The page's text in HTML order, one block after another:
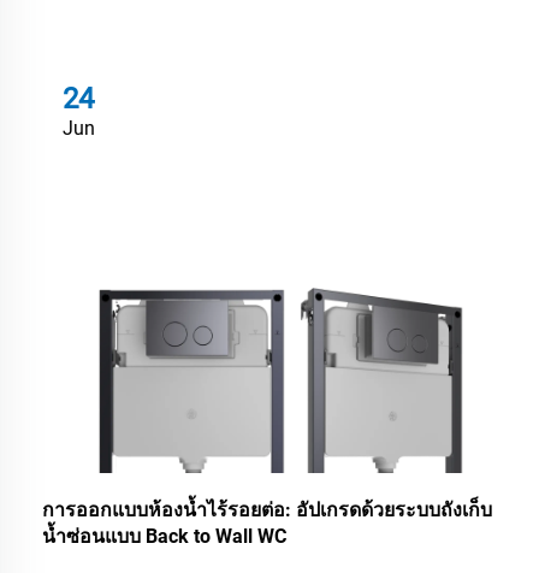
24
Jun
การออกแบบห้องน้ำไร้รอยต่อ: อัปเกรดด้วยระบบถังเก็บ
น้ำซ่อนแบบ Back to Wall WC